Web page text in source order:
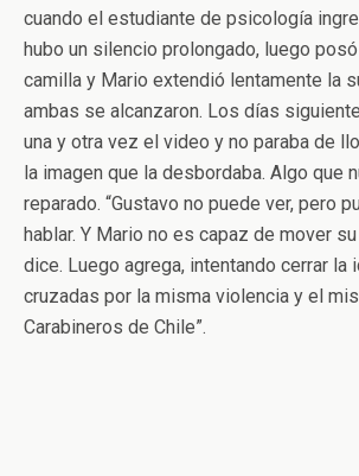
cuando el estudiante de psicología
hubo un silencio prolongado, luego
camilla y Mario extendió lentamente la
ambas se alcanzaron. Los días
una y otra vez el video y no paraba de
la imagen que la desbordaba. Algo que
reparado. “Gustavo no puede ver, pero
hablar. Y Mario no es capaz de mover
dice. Luego agrega, intentando cerrar la
cruzadas por la misma violencia y el
Carabineros de Chile”.